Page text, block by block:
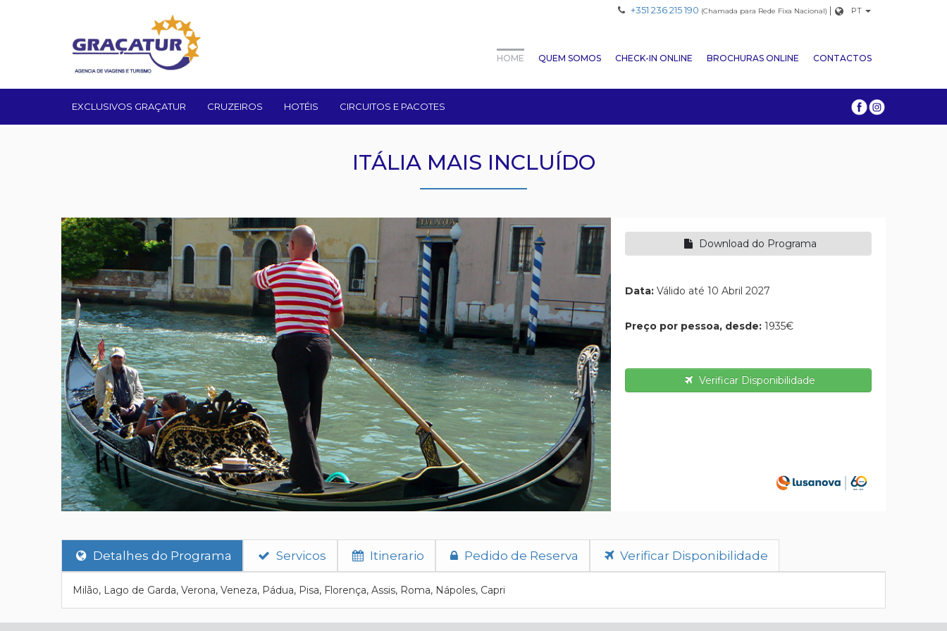
+351 236 215 190 (Chamada para Rede Fixa Nacional) | PT
HOME QUEM SOMOS CHECK-IN ONLINE BROCHURAS ONLINE CONTACTOS
EXCLUSIVOS GRAÇATUR CRUZEIROS HOTÉIS CIRCUITOS E PACOTES
ITÁLIA MAIS INCLUÍDO
Download do Programa
Data: Válido até 10 Abril 2027
Preço por pessoa, desde: 1935€
Verificar Disponibilidade
Detalhes do Programa Servicos Itinerario Pedido de Reserva Verificar Disponibilidade
Milão, Lago de Garda, Verona, Veneza, Pádua, Pisa, Florença, Assis, Roma, Nápoles, Capri